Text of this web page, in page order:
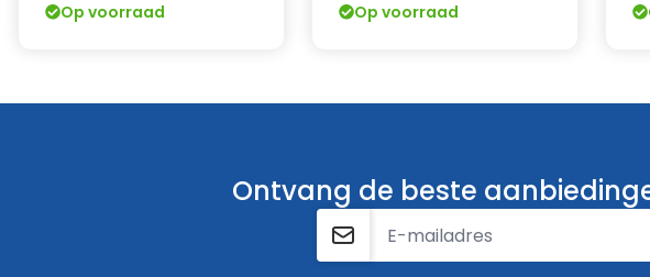
Op voorraad Op voorraad
Ontvang de beste
E-mailadres